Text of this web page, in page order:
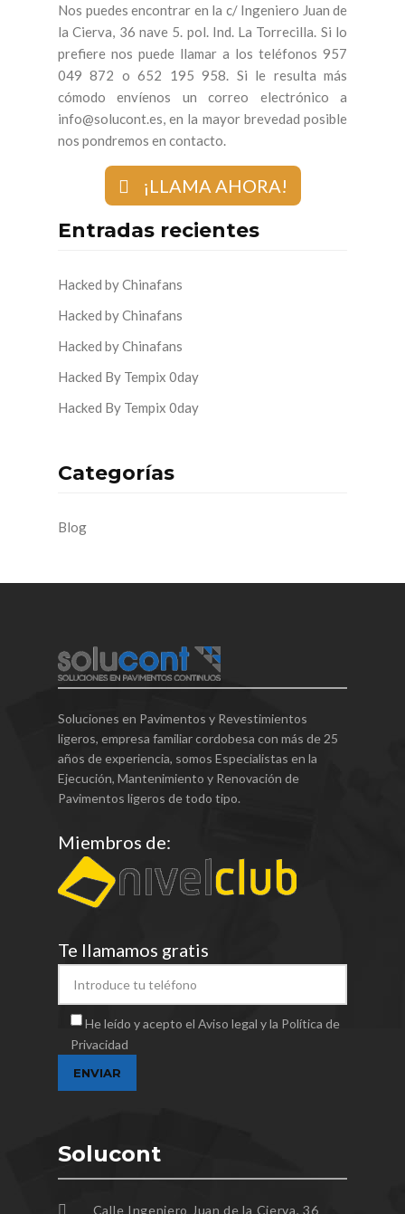
Nos puedes encontrar en la c/ Ingeniero Juan de
la Cierva, 36 nave 5. pol. Ind. La Torrecilla. Si lo
prefiere nos puede llamar a los teléfonos 957
049 872 o 652 195 958. Si le resulta más
cómodo envíenos un correo electrónico a
info@solucont.es, en la mayor brevedad posible
nos pondremos en contacto.
¡LLAMA AHORA!
Entradas recientes
Hacked by Chinafans
Hacked by Chinafans
Hacked by Chinafans
Hacked By Tempix 0day
Hacked By Tempix 0day
Categorías
Blog
Soluciones en Pavimentos y Revestimientos
ligeros, empresa familiar cordobesa con más de 25
años de experiencia, somos Especialistas en la
Ejecución, Mantenimiento y Renovación de
Pavimentos ligeros de todo tipo.
Miembros de:
Te llamamos gratis
He leído y acepto el Aviso legal y la Política de
Privacidad
Solucont
Calle Ingeniero Juan de la Cierva, 36